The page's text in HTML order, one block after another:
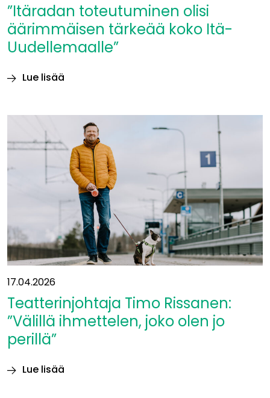
”Itäradan toteutuminen olisi
äärimmäisen tärkeää koko Itä-
Uudellemaalle”
Lue lisää
äärimmäisen
tärkeää
Uudellemaalle”
17.04.2026
Teatterinjohtaja Timo Rissanen:
”Välillä ihmettelen, joko olen jo
perillä”
Lue lisää